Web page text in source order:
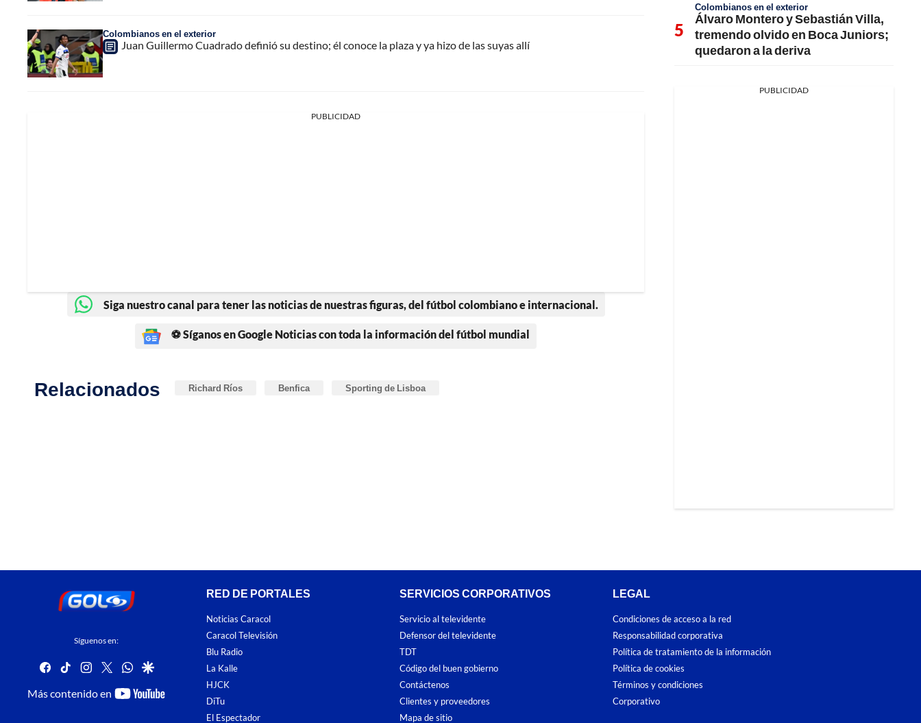
Colombianos en el exterior
Juan Guillermo Cuadrado definió su destino; él conoce la plaza y ya hizo de las suyas allí
PUBLICIDAD
Siga nuestro canal para tener las noticias de nuestras figuras, del fútbol colombiano e internacional.
⚽ Síganos en Google Noticias con toda la información del fútbol mundial
Relacionados Richard Ríos Benfica Sporting de Lisboa
Colombianos en el exterior
Álvaro Montero y Sebastián Villa,
tremendo olvido en Boca Juniors;
quedaron a la deriva
PUBLICIDAD
Síguenos en:
facebook
tiktokinstagram
twitterwhatsapp
google
Más contenido en
youtube-
RED DE PORTALES
Noticias Caracol
Caracol Televisión
Blu Radio
La Kalle
HJCK
DiTu
El Espectador
SERVICIOS CORPORATIVOS
Servicio al televidente
Defensor del televidente
TDT
Código del buen gobierno
Contáctenos
Clientes y proveedores
Mapa de sitio
LEGAL
Condiciones de acceso a la red
Responsabilidad corporativa
Política de tratamiento de la información
Política de cookies
Términos y condiciones
Corporativo